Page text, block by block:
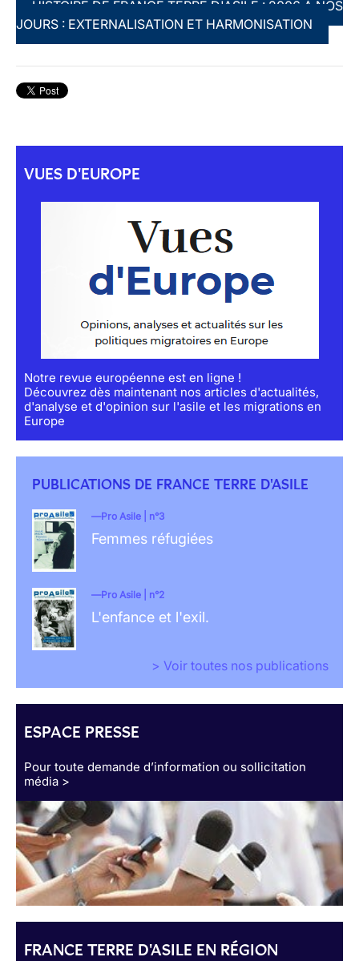
HISTOIRE DE FRANCE TERRE D'ASILE : 2006 À NOS
JOURS : EXTERNALISATION ET HARMONISATION
VUES D'EUROPE
Notre revue européenne est en ligne !
Découvrez dès maintenant nos articles d'actualités,
d'analyse et d'opinion sur l'asile et les migrations en
Europe
PUBLICATIONS DE FRANCE TERRE D'ASILE
Pro Asile | n°3
Femmes réfugiées
Pro Asile | n°2
L'enfance et l'exil.
> Voir toutes nos publications
ESPACE PRESSE
Pour toute demande d’information ou sollicitation
média >
FRANCE TERRE D'ASILE EN RÉGION